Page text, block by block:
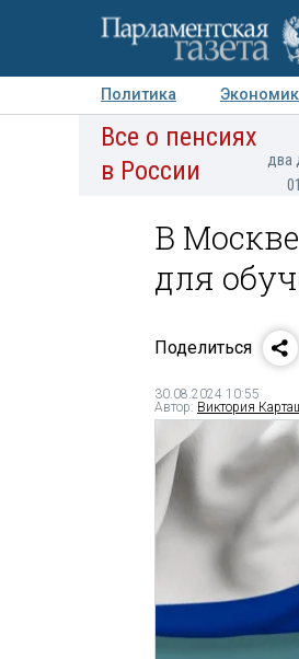
Политика
Авторы Персоны
Все о пенсиях
в России
два
В
для
Поделиться
30.08.2024 10:55
Автор: Виктория